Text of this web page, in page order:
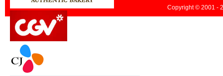
Copyright © 2001 -